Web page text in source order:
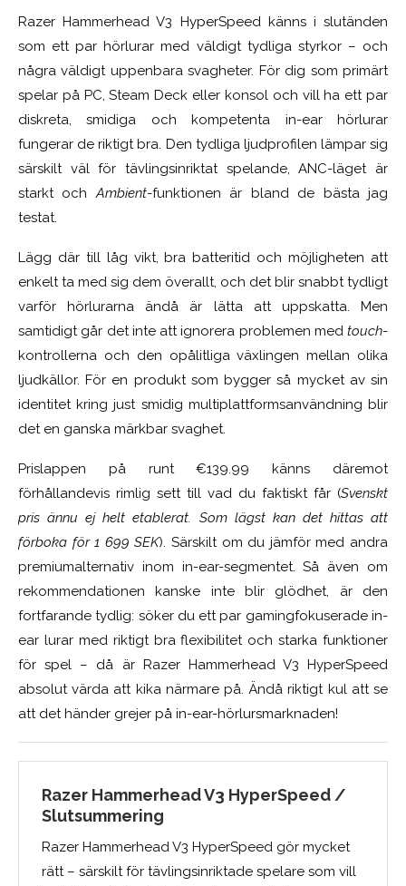
Razer Hammerhead V3 HyperSpeed känns i slutänden
som ett par hörlurar med väldigt tydliga styrkor – och
några väldigt uppenbara svagheter. För dig som primärt
spelar på PC, Steam Deck eller konsol och vill ha ett par
diskreta, smidiga och kompetenta in-ear hörlurar
fungerar de riktigt bra. Den tydliga ljudprofilen lämpar sig
särskilt väl för tävlingsinriktat spelande, ANC-läget är
starkt ochAmbient-funktionen är bland de bästa jag
testat.
Lägg där till låg vikt, bra batteritid och möjligheten att
enkelt ta med sig dem överallt, och det blir snabbt tydligt
varför hörlurarna ändå är lätta att uppskatta. Men
samtidigt går det inte att ignorera problemen med touch-
kontrollerna och den opålitliga växlingen mellan olika
ljudkällor. För en produkt som bygger så mycket av sin
identitet kring just smidig multiplattformsanvändning blir
det en ganska märkbar svaghet.
Prislappen på runt €139.99 känns däremot
förhållandevis rimlig sett till vad du faktiskt får (Svenskt
pris ännu ej helt etablerat. Som lägst kan det hittas att
förboka för 1 699 SEK). Särskilt om du jämför med andra
premiumalternativ inom in-ear-segmentet. Så även om
rekommendationen kanske inte blir glödhet, är den
fortfarande tydlig: söker du ett par gamingfokuserade in-
ear lurar med riktigt bra flexibilitet och starka funktioner
för spel – då är Razer Hammerhead V3 HyperSpeed
absolut värda att kika närmare på. Ändå riktigt kul att se
att det händer grejer på in-ear-hörlursmarknaden!
Razer Hammerhead V3 HyperSpeed /
Slutsummering
Razer Hammerhead V3 HyperSpeed gör mycket
rätt – särskilt för tävlingsinriktade spelare som vill